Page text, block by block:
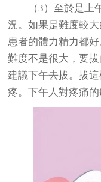
（3）至於是
況。如果是難度較
患者的體力精力都
難度不是很大，要
建議下午去拔。拔
疼。下午人對疼痛的